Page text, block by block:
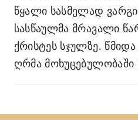
წყალი სასმელად
სასწაულმა მრავალი
ქრისტეს სჯულზე.
ღრმა მოხუცებულობაში